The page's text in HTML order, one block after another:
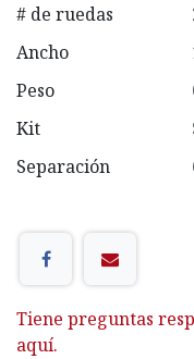
# de ruedas
Ancho
Peso
Kit
Separación
Tiene preguntas
aquí.